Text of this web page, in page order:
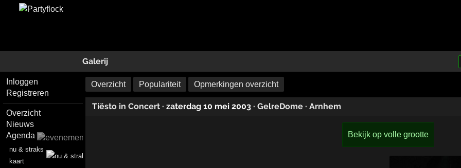
Galerij
Inloggen
Registreren
Overzicht
Nieuws
Agenda
nu & straks
kaart
Overzicht Populariteit Opmerkingen overzicht
Tiësto in Concert · zaterdag 10 mei 2003 · GelreDome · Arnhem
Bekijk op volle grootte